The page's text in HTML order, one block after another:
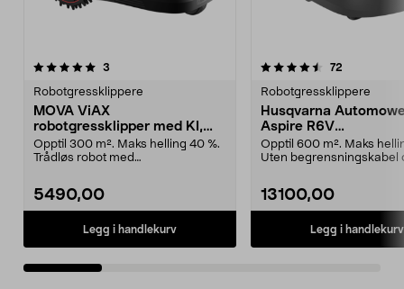
3
Robotgressklippere
MOVA ViAX
robotgressklipper med KI,
uten ledning, 300 m2
Opptil 300 m². Maks helling 40 %.
Trådløs robot med
5490,00
Legg i handlekurv
4.5 av 5 stjerner 72
Robotgressklippere
Husqvarna
Aspire R6V
robotgressklipper,
Opptil 600 m². Maks
Uten begrensningskabel
13100,00
Legg i handlekurv
4.5 av 5 stjerner